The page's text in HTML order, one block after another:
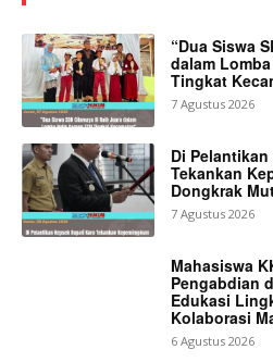
“Dua Siswa
dalam
Tingkat
7 Agustus 2026
Di
Tekankan
Dongkrak
7 Agustus 2026
Mahasiswa
Pengabdian
Edukasi
Kolaborasi
6 Agustus 2026